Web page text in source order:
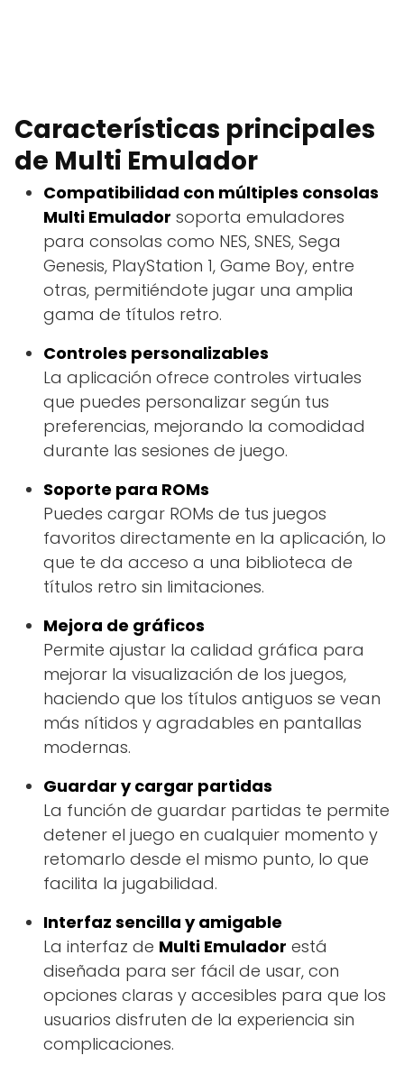
Características principales
de Multi Emulador
Compatibilidad con múltiples consolas
Multi Emulador soporta emuladores
para consolas como NES, SNES, Sega
Genesis, PlayStation 1, Game Boy, entre
otras, permitiéndote jugar una amplia
gama de títulos retro.
Controles personalizables
La aplicación ofrece controles virtuales
que puedes personalizar según tus
preferencias, mejorando la comodidad
durante las sesiones de juego.
Soporte para ROMs
Puedes cargar ROMs de tus juegos
favoritos directamente en la aplicación, lo
que te da acceso a una biblioteca de
títulos retro sin limitaciones.
Mejora de gráficos
Permite ajustar la calidad gráfica para
mejorar la visualización de los juegos,
haciendo que los títulos antiguos se vean
más nítidos y agradables en pantallas
modernas.
Guardar y cargar partidas
La función de guardar partidas te permite
detener el juego en cualquier momento y
retomarlo desde el mismo punto, lo que
facilita la jugabilidad.
Interfaz sencilla y amigable
La interfaz de Multi Emulador está
diseñada para ser fácil de usar, con
opciones claras y accesibles para que los
usuarios disfruten de la experiencia sin
complicaciones.